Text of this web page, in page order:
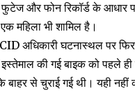
और फोन रिकॉर्ड के आधार
महिला भी शामिल है।
अधिकारी घटनास्थल पर
की गई बाइक को पहले ही
बाहर से चुराई गई थी। यही